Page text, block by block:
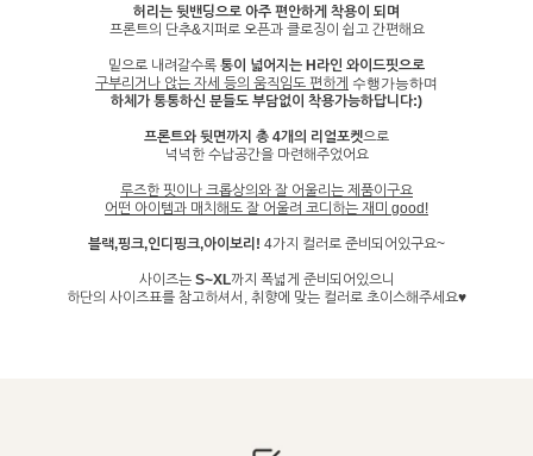
허리는 뒷밴딩으로 아주 편안하게 착용이 되며
프론트의 단추&지퍼로 오픈과 클로징이 쉽고 간편해요
밑으로 내려갈수록 통이 넓어지는 H라인 와이드핏으로
구부리거나 앉는 자세 등의 움직임도 편하게 수행가능하며
하체가 통통하신 분들도 부담없이 착용가능하답니다:)
프론트와 뒷면까지 총 4개의 리얼포켓으로
넉넉한 수납공간을 마련해주었어요
루즈한 핏이나 크롭상의와 잘 어울리는 제품이구요
어떤 아이템과 매치해도 잘 어울려 코디하는 재미 good!
블랙,핑크,인디핑크,아이보리! 4가지 컬러로 준비되어있구요~
사이즈는S~XL까지 폭넓게 준비되어있으니
하단의 사이즈표를 참고하셔서, 취향에 맞는 컬러로 초이스해주세요♥